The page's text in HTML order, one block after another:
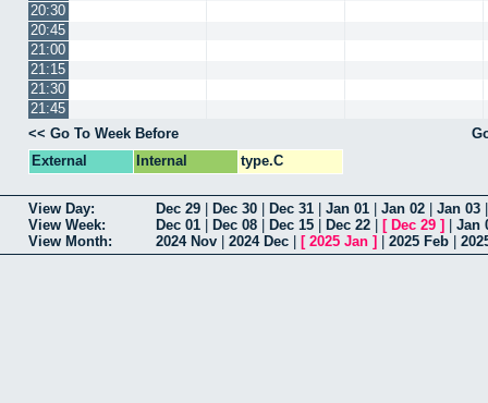
20:30
20:45
21:00
21:15
21:30
21:45
<< Go To Week Before
External
Internal type.C
View Day: Dec 29 Dec 30 Dec 31 Jan 01 Jan 02 Jan 03
View Week:
Dec 01 Dec 08 Dec 15 Dec 22 [ Dec 29 ]
Jan
View Month:
2024 Nov 2024 Dec [ 2025 Jan ] 2025 Feb